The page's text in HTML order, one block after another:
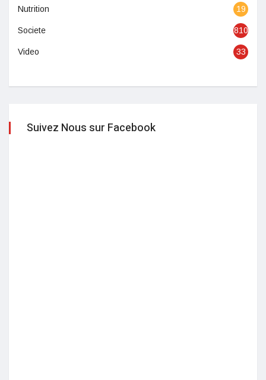
Nutrition 19
Societe 810
Video 33
Suivez Nous sur Facebook